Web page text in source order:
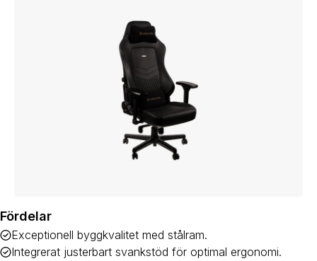
Fördelar
Exceptionell byggkvalitet med stålram.
Integrerat justerbart svankstöd för optimal ergonomi.